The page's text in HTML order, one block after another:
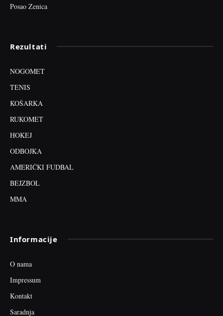
Posao Zenica
Rezultati
NOGOMET
TENIS
KOŠARKA
RUKOMET
HOKEJ
ODBOJKA
AMERIČKI FUDBAL
BEJZBOL
MMA
Informacije
O nama
Impressum
Kontakt
Saradnja